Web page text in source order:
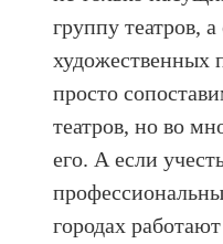
группу театров,
художественных
просто
театров, но во
его. А если
городах